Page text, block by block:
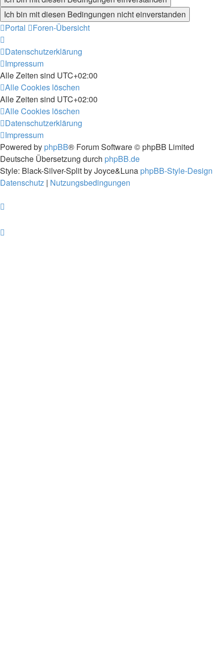
Portal Foren-Übersicht
Datenschutzerklärung
Impressum
Alle Zeiten sind UTC+02:00
Alle Cookies löschen
Alle Zeiten sind UTC+02:00
Alle Cookies löschen
Datenschutzerklärung
Impressum
Powered by phpBB® Forum Software © phpBB Limited
Deutsche Übersetzung durch phpBB.de
Style: Black-Silver-Split by Joyce&Luna phpBB-Style-Design
Datenschutz | Nutzungsbedingungen